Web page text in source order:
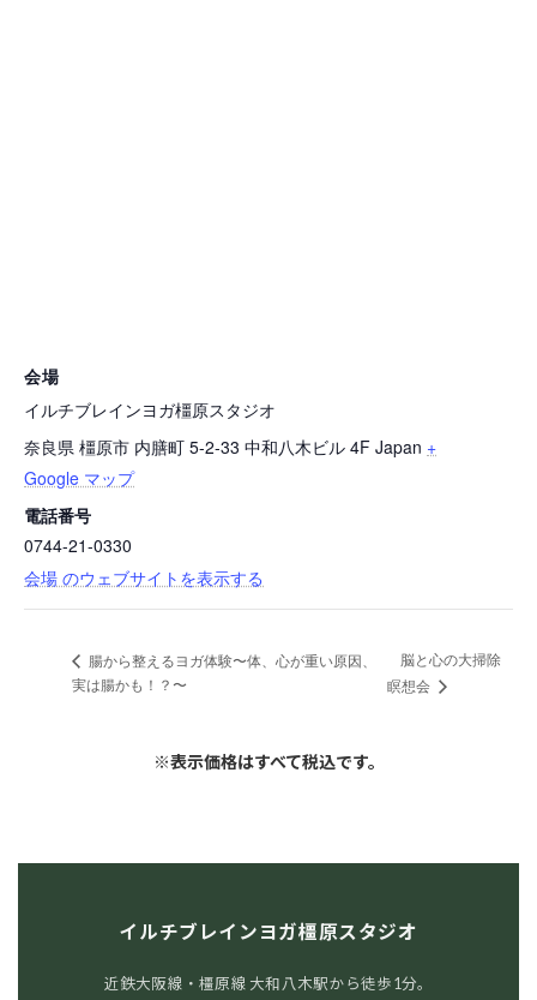
会場
イルチブレインヨガ橿原スタジオ
奈良県 橿原市 内膳町 5-2-33 中和八木ビル 4F Japan +
Google マップ
電話番号
0744-21-0330
会場 のウェブサイトを表示する
腸から整えるヨガ体験〜体、心が重い原因、
実は腸かも！？〜
脳と心の大掃除
瞑想会
※表示価格はすべて税込です。
イルチブレインヨガ橿原スタジオ
近鉄大阪線・橿原線 大和八木駅から徒歩1分。